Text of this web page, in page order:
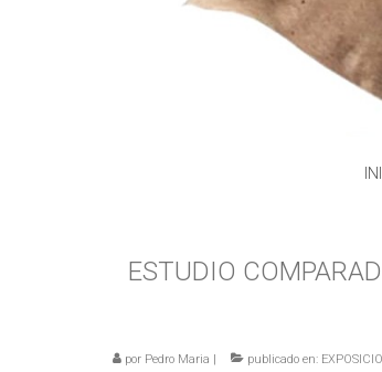
ESTUDIO
por Pedro Maria publicado en: